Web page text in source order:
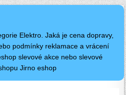
Elektro. Jaká je cena dopravy,
podmínky reklamace a vrácení
slevové akce nebo slevové
Jirno eshop